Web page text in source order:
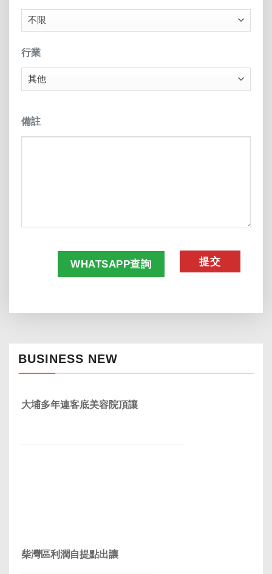
行業
備註
WHATSAPP查詢
BUSINESS NEW
大埔多年連客底美容院頂讓
柴灣區利潤自提點出讓